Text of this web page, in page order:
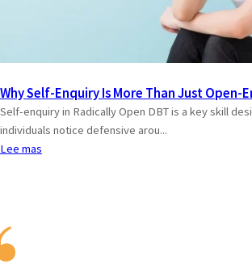
Why Self-Enquiry Is More Than Just Open-
Self-enquiry in Radically Open DBT is a key skill
individuals notice defensive arou...
Lee mas